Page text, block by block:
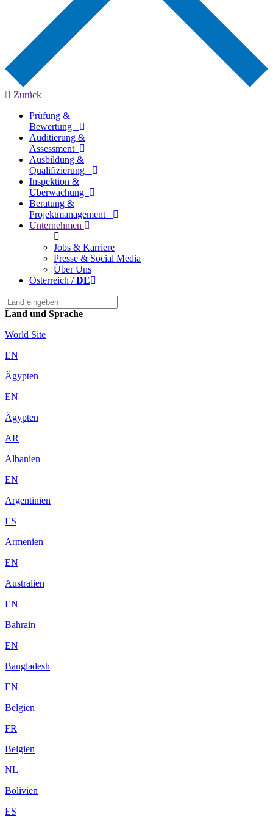
Zurück
Prüfung &
Bewertung
Auditierung &
Assessment
Ausbildung &
Qualifizierung
Inspektion &
Überwachung
Beratung &
Projektmanagement
Unternehmen
Jobs & Karriere
Presse & Social Media
Über Uns
Österreich /DE
Land und Sprache
World Site
EN
Ägypten
EN
Ägypten
AR
Albanien
EN
Argentinien
ES
Armenien
EN
Australien
EN
Bahrain
EN
Bangladesh
EN
Belgien
FR
Belgien
NL
Bolivien
ES